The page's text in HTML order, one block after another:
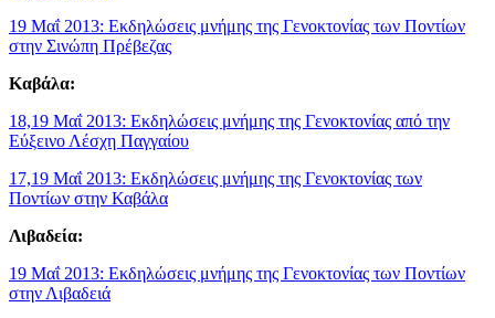
19 Μαΐ 2013: Εκδηλώσεις μνήμης της Γενοκτονίας των Ποντίων
στην Σινώπη Πρέβεζας
Καβάλα:
18,19 Μαΐ 2013: Εκδηλώσεις μνήμης της Γενοκτονίας από την
Εύξεινο Λέσχη Παγγαίου
17,19 Μαΐ 2013: Εκδηλώσεις μνήμης της Γενοκτονίας των
Ποντίων στην Καβάλα
Λιβαδεία:
19 Μαΐ 2013: Εκδηλώσεις μνήμης της Γενοκτονίας των Ποντίων
στην Λιβαδειά